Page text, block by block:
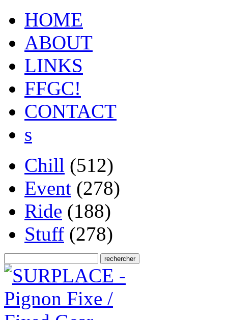
HOME
ABOUT
LINKS
FFGC!
CONTACT
s
Chill (512)
Event (278)
Ride (188)
Stuff (278)